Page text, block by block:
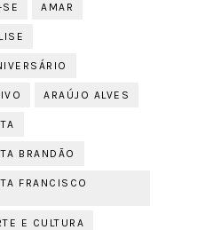
SE AMAR
ARAÚJO ALVES
BRANDÃO
FRANCISCO
E CULTURA